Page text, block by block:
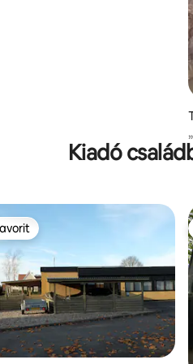
123 vélemény
Kiadó